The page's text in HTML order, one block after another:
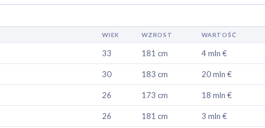
WIEK WZROST WARTOŚĆ
33 181 cm 4 mln €
30 183 cm 20 mln €
26 173 cm 18 mln €
26 181 cm 3 mln €